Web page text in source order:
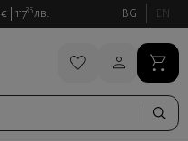
€ 11735 лв. BG EN